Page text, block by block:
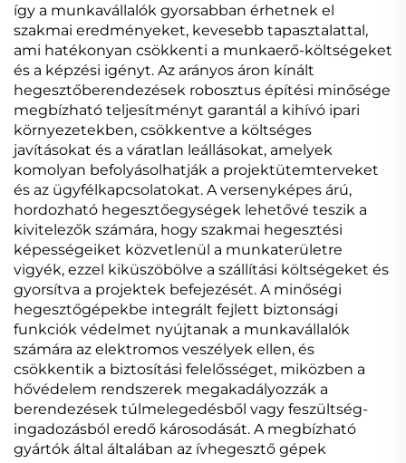
így a munkavállalók gyorsabban érhetnek el
szakmai eredményeket, kevesebb tapasztalattal,
ami hatékonyan csökkenti a munkaerő-költségeket
és a képzési igényt. Az arányos áron kínált
hegesztőberendezések robosztus építési minősége
megbízható teljesítményt garantál a kihívó ipari
környezetekben, csökkentve a költséges
javításokat és a váratlan leállásokat, amelyek
komolyan befolyásolhatják a projektütemterveket
és az ügyfélkapcsolatokat. A versenyképes árú,
hordozható hegesztőegységek lehetővé teszik a
kivitelezők számára, hogy szakmai hegesztési
képességeiket közvetlenül a munkaterületre
vigyék, ezzel kiküszöbölve a szállítási költségeket és
gyorsítva a projektek befejezését. A minőségi
hegesztőgépekbe integrált fejlett biztonsági
funkciók védelmet nyújtanak a munkavállalók
számára az elektromos veszélyek ellen, és
csökkentik a biztosítási felelősséget, miközben a
hővédelem rendszerek megakadályozzák a
berendezések túlmelegedésből vagy feszültség-
ingadozásból eredő károsodását. A megbízható
gyártók által általában az ívhegesztő gépek